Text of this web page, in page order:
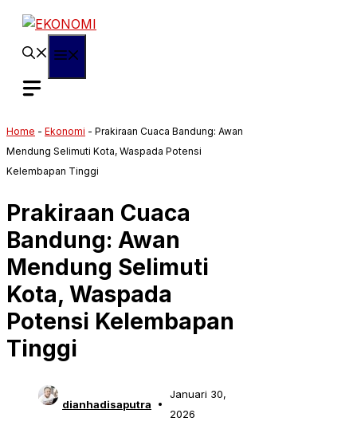
Langsung
Home - Ekonomi - Prakiraan Cuaca Bandung: Awan
Mendung Selimuti Kota, Waspada Potensi
Kelembapan Tinggi
Prakiraan Cuaca
Bandung: Awan
Mendung Selimuti
Kota, Waspada
Potensi Kelembapan
Tinggi
dianhadisaputra
Januari 30,
2026